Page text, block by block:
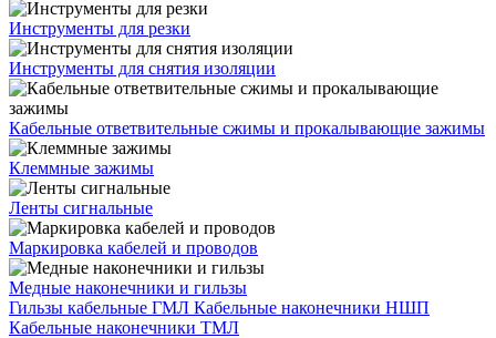
Инструменты для резки
Инструменты для снятия изоляции
Кабельные ответвительные сжимы и прокалывающие зажимы
Клеммные зажимы
Ленты сигнальные
Маркировка кабелей и проводов
Медные наконечники и гильзы
Гильзы кабельные ГМЛ Кабельные наконечники НШП
Кабельные наконечники ТМЛ